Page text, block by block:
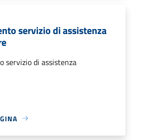
servizio di assistenza
servizio di assistenza